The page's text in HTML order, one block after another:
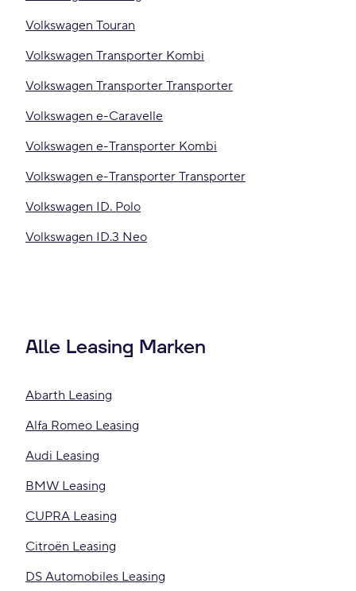
Volkswagen Touran
Volkswagen Transporter Kombi
Volkswagen Transporter Transporter
Volkswagen e-Caravelle
Volkswagen e-Transporter Kombi
Volkswagen e-Transporter Transporter
Volkswagen ID. Polo
Volkswagen ID.3 Neo
Alle Leasing Marken
Abarth Leasing
Alfa Romeo Leasing
Audi Leasing
BMW Leasing
CUPRA Leasing
Citroën Leasing
DS Automobiles Leasing